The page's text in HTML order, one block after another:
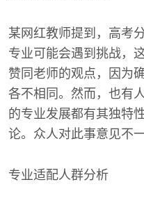
某网红教师提到，高考
专业可能会遇到挑战，
赞同老师的观点，因为
各不相同。然而，也有
的专业发展都有其独特
论。众人对此事意见不
专业适配人群分析